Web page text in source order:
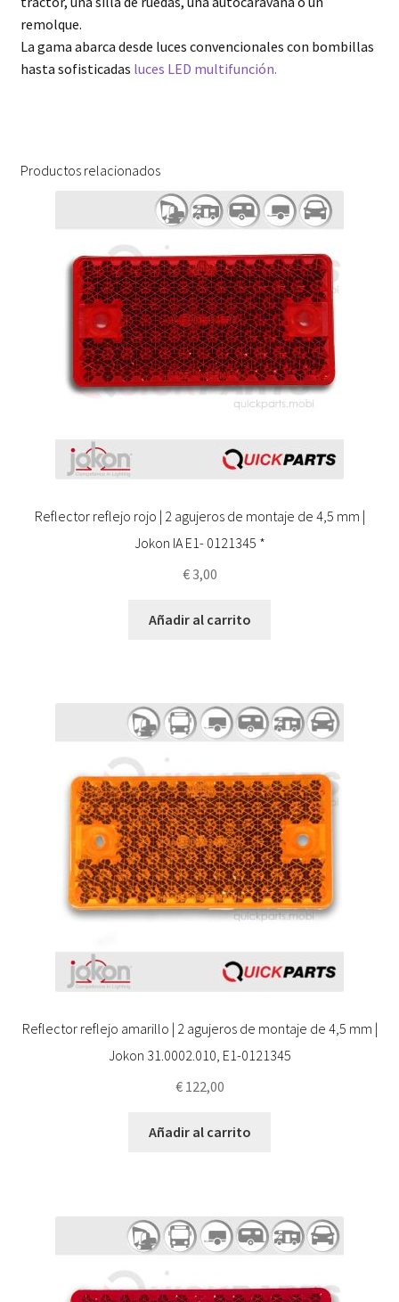
remolque.
La gama abarca desde luces convencionales con bombillas
hasta sofisticadas luces LED multifunción.
Productos relacionados
Reflector reflejo rojo | 2 agujeros de montaje de 4,5 mm |
Jokon IA E1- 0121345 *
€3,00
Añadir al carrito
Reflector reflejo amarillo | 2 agujeros de montaje de 4,5 mm |
Jokon 31.0002.010, E1-0121345
€122,00
Añadir al carrito